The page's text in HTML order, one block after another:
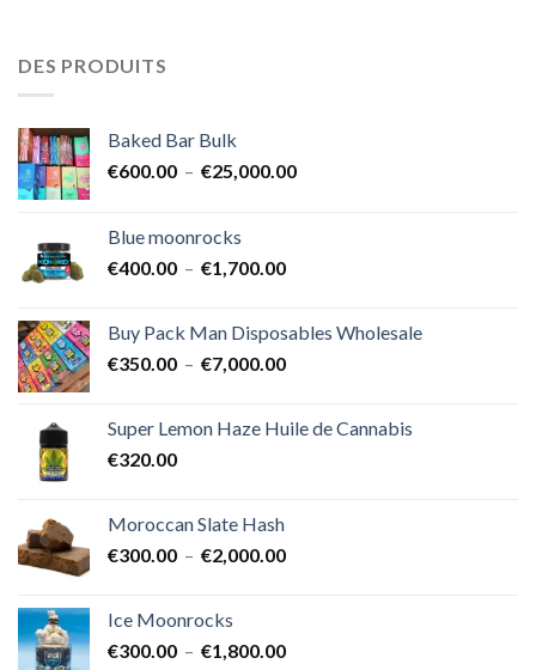
DES PRODUITS
Baked Bar Bulk
€600.00 – €25,000.00Plage
Blue moonrocks
€400.00 – €1,700.00Plage
€400.00
à
Buy Pack Man Disposables Wholesale
€350.00 – €7,000.00Plage
€350.00
Super Lemon Haze Huile de Cannabis
€320.00
Moroccan Slate Hash
€300.00 – €2,000.00Plage
à
Ice Moonrocks
€300.00 – €1,800.00Plage